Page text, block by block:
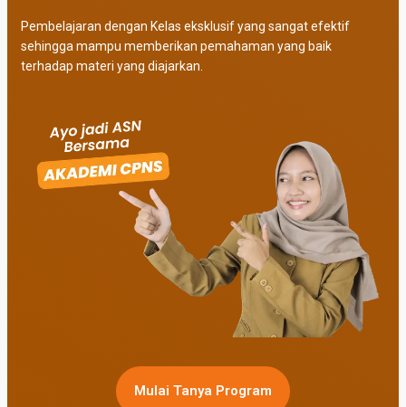
Pembelajaran dengan Kelas eksklusif yang sangat efektif
sehingga mampu memberikan pemahaman yang baik
terhadap materi yang diajarkan.
Mulai Tanya Program